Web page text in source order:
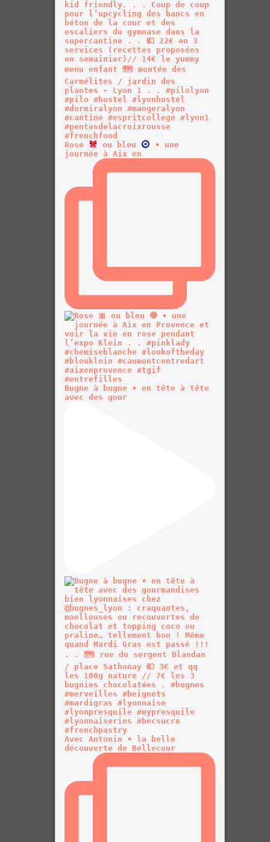
Rose ou bleu
• une
journée à Aix en
Bugne à bugne • en tête à tête
avec des gour
Avec Antonin • la belle
découverte de Bellecour